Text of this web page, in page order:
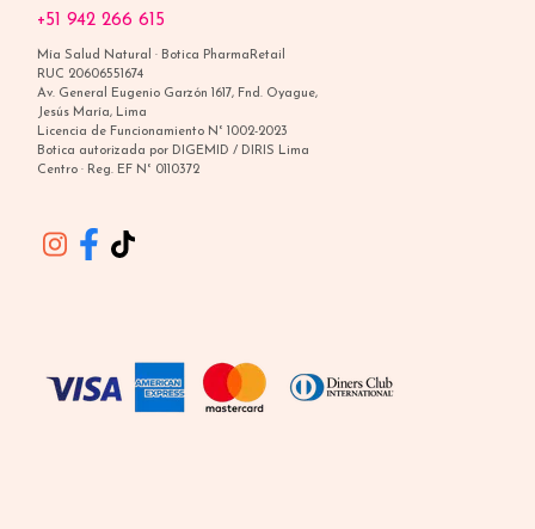
+51 942 266 615
Mía Salud Natural · Botica PharmaRetail
RUC 20606551674
Av. General Eugenio Garzón 1617, Fnd. Oyague,
Jesús María, Lima
Licencia de Funcionamiento N° 1002-2023
Botica autorizada por DIGEMID / DIRIS Lima
Centro · Reg. EF N° 0110372